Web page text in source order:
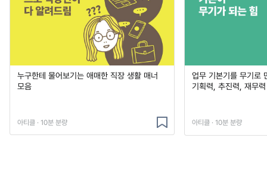
누구한테 물어보기는 애매한 직장 생활 매너
모음
아티클 · 10분 분량
업무 기본기를 무기로
기획력, 추진력, 재무력
아티클 · 10분 분량